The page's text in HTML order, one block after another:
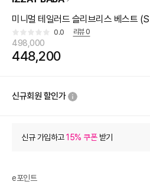
미니멀 테일러드 슬리브리스 베스트
0.0 리뷰0
498,000
448,200
신규회원 할인가
상품 할인 (자동적용)
신규 가입하고15% 쿠폰받기
e포인트